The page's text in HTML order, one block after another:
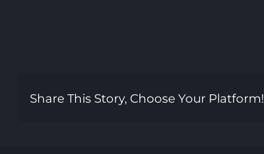
Share This Story, Choose Your Platform!